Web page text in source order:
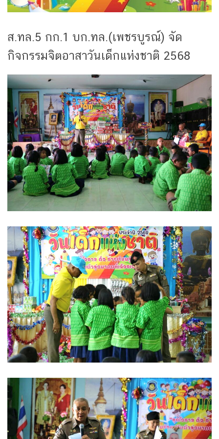
ส.ทล.5 กก.1 บก.ทล.(เพชรบูรณ์) จัด
กิจกรรมจิตอาสาวันเด็กแห่งชาติ 2568